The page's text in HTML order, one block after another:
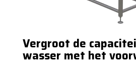
Vergroot de
wasser met het